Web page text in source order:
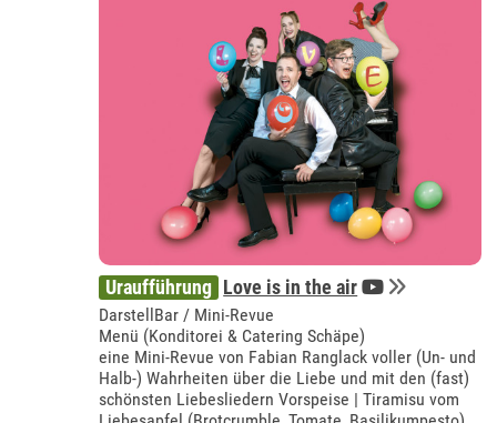
Uraufführung Love is in the air
DarstellBar / Mini-Revue
Menü (Konditorei & Catering Schäpe)
eine Mini-Revue von Fabian Ranglack voller (Un- und
Halb-) Wahrheiten über die Liebe und mit den (fast)
schönsten Liebesliedern Vorspeise | Tiramisu vom